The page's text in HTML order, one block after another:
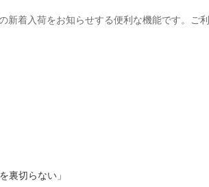
新着入荷をお知らせする便利な機能です。ご
裏切らない」